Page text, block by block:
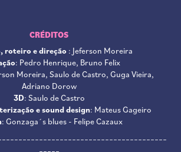
CRÉDITOS
roteiro e direção : Jeferson Moreira
: Pedro Henrique, Bruno Felix
Moreira, Saulo de Castro, Guga Vieira,
Adriano Dorow
3D: Saulo de Castro
e sound design: Mateus Gageiro
: Gonzaga´s blues - Felipe Cazaux
_____